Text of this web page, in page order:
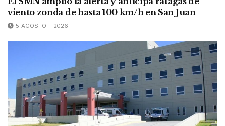
viento zonda de hasta 100 km/h en San Juan
5 AGOSTO - 2026